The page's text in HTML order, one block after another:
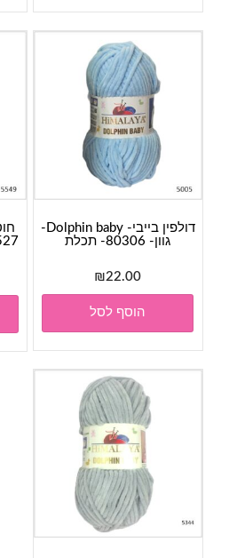
דולפין בייבי- Dolphin baby-
גוון- 80306- תכלת
₪22.00
הוסף לסל